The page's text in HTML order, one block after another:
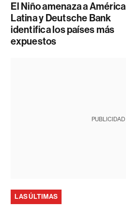
El Niño amenaza a América
Latina y Deutsche Bank
identifica los países más
expuestos
PUBLICIDAD
LAS ÚLTIMAS